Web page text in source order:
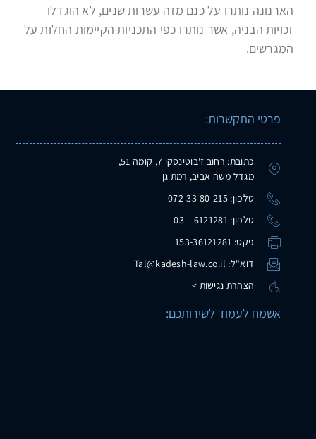
הארנונה נותרו על כנם מזה עשרות שנים, לא הוגדלו
זכויות הבניה, אשר נותרו כפי התכניות הקיימות החלות על
המגרשים.
פרטי התקשרות:
כתובת: רחוב ז'בוטינסקי 7, קומה 51,
מגדל משה אביב, רמת גן
טלפון: 072-33-80-215
טלפון: 6121281 – 03
פקס: 153-36121281
דוא"ל: Tal@kadesh-law.co.il
הצהרת נגישות >
אשמח לעמוד לשירותכם: